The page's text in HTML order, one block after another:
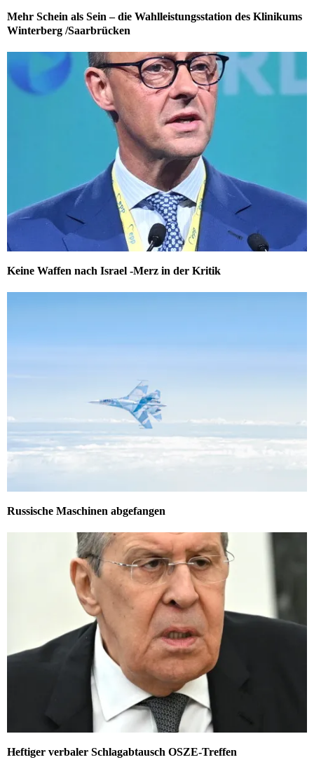
Mehr Schein als Sein – die Wahlleistungsstation des Klinikums
Winterberg /Saarbrücken
Keine Waffen nach Israel -Merz in der Kritik
Russische Maschinen abgefangen
Heftiger verbaler Schlagabtausch OSZE-Treffen